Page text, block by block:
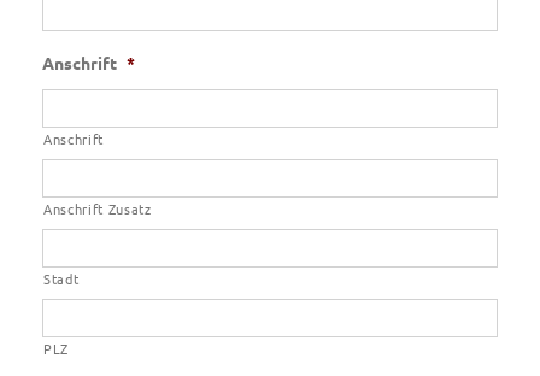
Anschrift *
Anschrift
Anschrift Zusatz
Stadt
PLZ